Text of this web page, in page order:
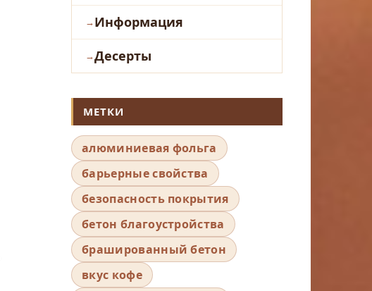
Информация
Десерты
МЕТКИ
алюминиевая фольга
барьерные свойства
безопасность покрытия
бетон благоустройства
брашированный бетон
вкус кофе